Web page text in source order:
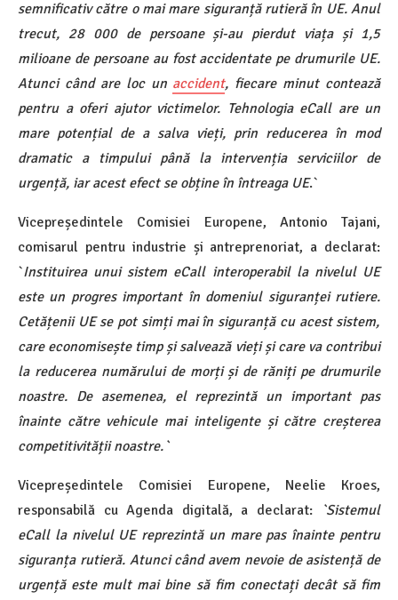
semnificativ către o mai mare siguranță rutieră în UE.Anul
trecut, 28 000 de persoane și-au pierdut viața și 1,5
milioane de persoane au fost accidentate pe drumurile UE.
Atunci când are loc un accident, fiecare minut contează
pentru a oferi ajutor victimelor. Tehnologia eCall are un
mare potențial de a salva vieți, prin reducerea în mod
dramatic a timpului până la intervenția serviciilor de
urgență, iar acest efect se obține în întreaga UE.`
Vicepreședintele Comisiei Europene, Antonio Tajani,
comisarul pentru industrie și antreprenoriat, a declarat:
`Instituirea unui sistem eCall interoperabil la nivelul UE
este un progres important în domeniul siguranței rutiere.
Cetățenii UE se pot simți mai în siguranță cu acest sistem,
care economisește timp și salvează vieți și care va contribui
la reducerea numărului de morți și de răniți pe drumurile
noastre. De asemenea, el reprezintă un important pas
înainte către vehicule mai inteligente și către creșterea
competitivității noastre.`
Vicepreședintele Comisiei Europene, Neelie Kroes,
responsabilă cu Agenda digitală, a declarat:
`Sistemul
eCall la nivelul UE reprezintă un mare pas înainte pentru
siguranța rutieră. Atunci când avem nevoie de asistență de
urgență este mult mai bine să fim conectați decât să fim